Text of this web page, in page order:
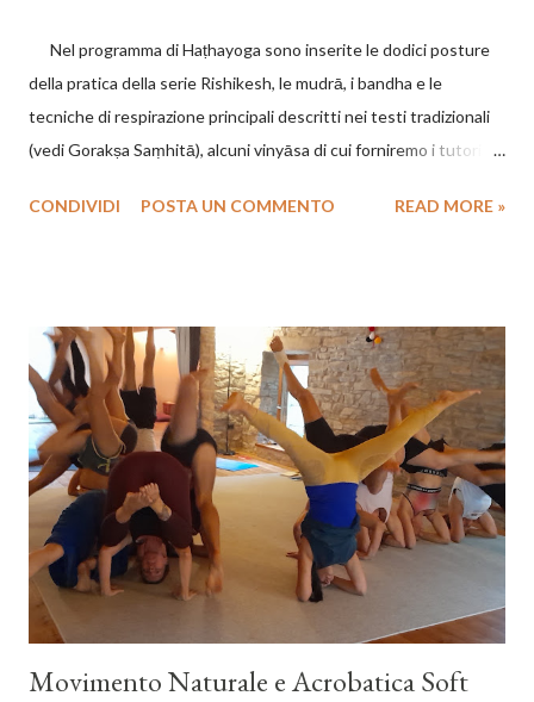
Nel programma di Haṭhayoga sono inserite le dodici posture
della pratica della serie Rishikesh, le mudrā, i bandha e le
tecniche di respirazione principali descritti nei testi tradizionali
(vedi Gorakṣa Saṃhitā), alcuni vinyāsa di cui forniremo i tutorial
sattva e tamas) le tre “energie della vita” (prāṇa tejas ed ojas), il
https://youtu.be/qi9E9JwW0CE https://youtu.be/EhBov-
MDTuU https://youtu.be/tdfuvrOPSvg
https://youtu.be/hufsG0ZIYZ8 Che cosa è il Kalari Yoga Lo
Yoga del Guerriero Programma Movimento Naturale e
Acrobatica Soft Kalari Combattimento Scenico Breve Storia del
Kalaripayattu
CONDIVIDI POSTA UN COMMENTO READ MORE »
Movimento Naturale e Acrobatica Soft